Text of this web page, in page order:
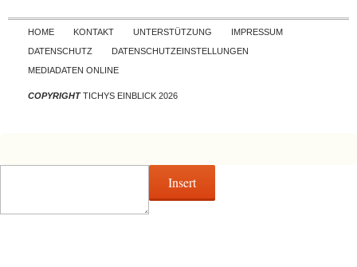
Skip to content
HOME KONTAKT UNTERSTÜTZUNG
IMPRESSUM
DATENSCHUTZ
DATENSCHUTZEINSTELLUNGEN
MEDIADATEN ONLINE
COPYRIGHTTICHYS EINBLICK 2026
Insert